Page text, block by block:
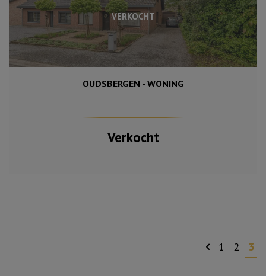
VERKOCHT
307 m² 136 m²
OUDSBERGEN - WONING
Verkocht
1 2 3